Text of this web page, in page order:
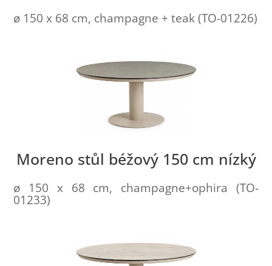
ø 150 x 68 cm, champagne + teak (TO-01226)
Moreno stůl béžový 150 cm nízký
ø 150 x 68 cm, champagne+ophira (TO-
01233)